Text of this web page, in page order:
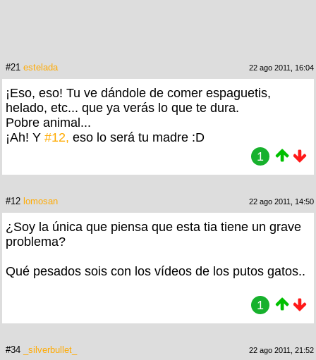
#21 estelada 22 ago 2011, 16:04
¡Eso, eso! Tu ve dándole de comer espaguetis,
helado, etc... que ya verás lo que te dura.
Pobre animal...
¡Ah! Y #12, eso lo será tu madre :D
1
#12 lomosan 22 ago 2011, 14:50
¿Soy la única que piensa que esta tia tiene un grave
problema?
Qué pesados sois con los vídeos de los putos gatos..
1
#34 _silverbullet_ 22 ago 2011, 21:52